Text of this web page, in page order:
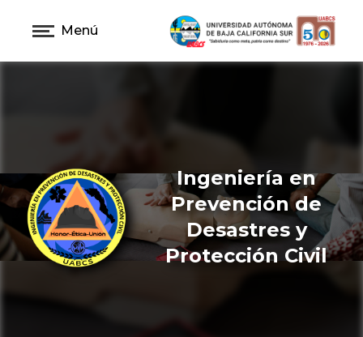
Menú
Ingeniería en
Prevención de
Desastres y
Protección Civil